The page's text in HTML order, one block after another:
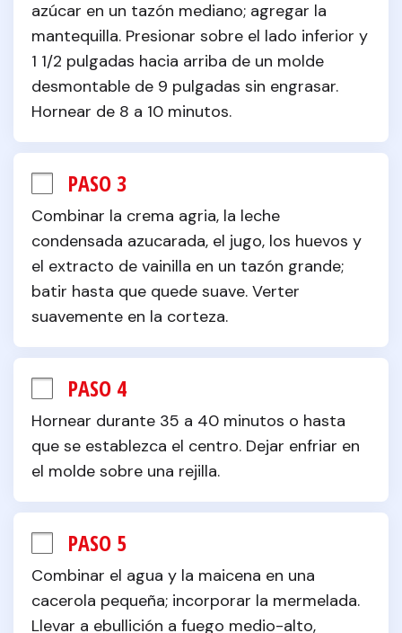
azúcar en un tazón mediano; agregar la
mantequilla. Presionar sobre el lado inferior y
1 1/2 pulgadas hacia arriba de un molde
desmontable de 9 pulgadas sin engrasar.
Hornear de 8 a 10 minutos.
PASO 3
Combinar la crema agria, la leche
condensada azucarada, el jugo, los huevos y
el extracto de vainilla en un tazón grande;
batir hasta que quede suave. Verter
suavemente en la corteza.
PASO 4
Hornear durante 35 a 40 minutos o hasta
que se establezca el centro. Dejar enfriar en
el molde sobre una rejilla.
PASO 5
Combinar el agua y la maicena en una
cacerola pequeña; incorporar la mermelada.
Llevar a ebullición a fuego medio-alto,